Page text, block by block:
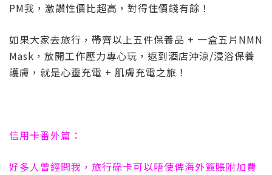
PM我，激讚性價比超高，對得住價錢有餘！
如果大家去旅行，帶齊以上五件保養品 + 一盒五片NMN
Mask，放開工作壓力專心玩，返到酒店沖涼/浸浴保養
護膚，就是心靈充電 + 肌膚充電之旅！
信用卡番外篇：
好多人曾經問我，旅行碌卡可以唔使俾海外簽賬附加費